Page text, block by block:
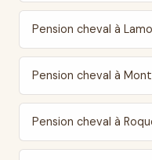
Pension cheval à
Pension cheval à
Pension cheval à